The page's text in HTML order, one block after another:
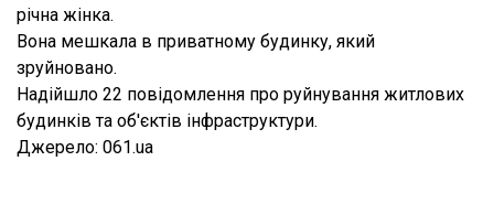
річна жінка.
Вона мешкала в приватному будинку, який
зруйновано.
Надійшло 22 повідомлення про руйнування житлових
будинків та об'єктів інфраструктури.
Джерело: 061.ua